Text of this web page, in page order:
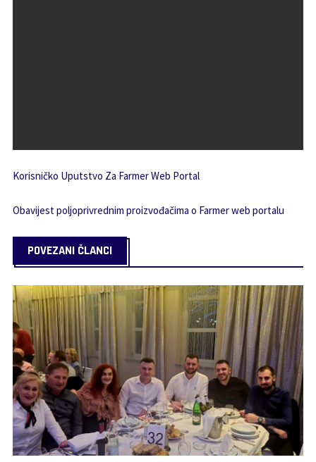
Korisničko Uputstvo Za Farmer Web Portal
Obavijest poljoprivrednim proizvođačima o Farmer web portalu
POVEZANI ČLANCI